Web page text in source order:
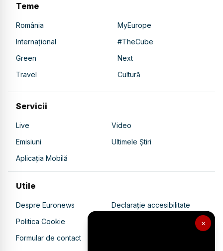
×
Teme
România
MyEurope
Internațional
#TheCube
Green
Next
Travel
Cultură
Servicii
Live
Video
Emisiuni
Ultimele Știri
Aplicația Mobilă
Utile
Despre Euronews
Declarație accesibilitate
Politica Cookie
Politica de confidențialitate
Formular de contact